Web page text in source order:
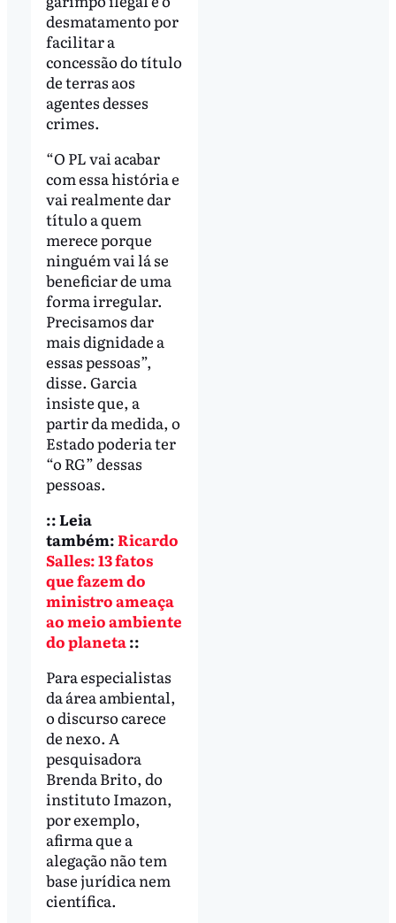
desmatamento por
facilitar a
concessão do título
de terras aos
agentes desses
crimes.
“O PL vai acabar
com essa história e
vai realmente dar
título a quem
merece porque
ninguém vai lá se
beneficiar de uma
forma irregular.
Precisamos dar
mais dignidade a
essas pessoas”,
disse. Garcia
insiste que, a
partir da medida, o
Estado poderia ter
“o RG” dessas
pessoas.
:: Leia
também:Ricardo
Salles: 13 fatos
que fazem do
ministro ameaça
ao meio ambiente
do planeta::
Para especialistas
da área ambiental,
o discurso carece
de nexo. A
pesquisadora
Brenda Brito, do
instituto Imazon,
por exemplo,
afirma que a
alegação não tem
base jurídica nem
científica.